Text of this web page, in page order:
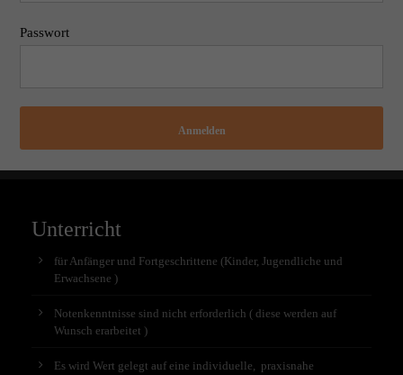
Passwort
Anmelden
Unterricht
für Anfänger und Fortgeschrittene (Kinder, Jugendliche und
Erwachsene )
Notenkenntnisse sind nicht erforderlich ( diese werden auf
Wunsch erarbeitet )
Es wird Wert gelegt auf eine individuelle, praxisnahe